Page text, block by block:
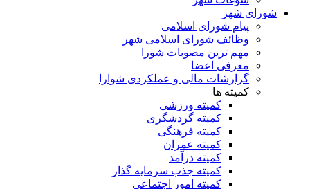
شهر
پیام شورای اسلامی
وظائف شورای اسلامی شهر
مهم ترین مصوبات شورا
معرفی اعضا
گزارشات مالی و عملکردی شوارا
کمیته ها
کمیته ورزشی
کمیته گردشگری
کمیته فرهنگی
کمیته عمران
کمیته درآمد
کمیته جذب سرمایه گذار
کمیته امور اجتماعی